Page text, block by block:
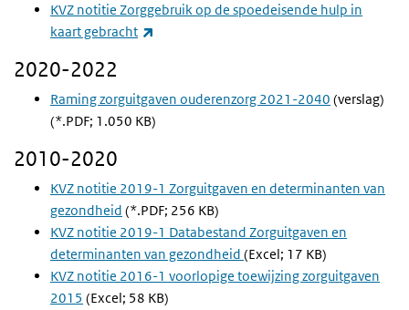
KVZ notitie Zorggebruik op de spoedeisende hulp in
kaart gebracht
2020-2022
Raming zorguitgaven ouderenzorg 2021-2040 (verslag)
(*.PDF; 1.050 KB)
2010-2020
KVZ notitie 2019-1 Zorguitgaven en determinanten van
gezondheid (*.PDF; 256 KB)
KVZ notitie 2019-1 Databestand Zorguitgaven en
determinanten van gezondheid (Excel; 17 KB)
KVZ notitie 2016-1 voorlopige toewijzing zorguitgaven
2015 (Excel; 58 KB)